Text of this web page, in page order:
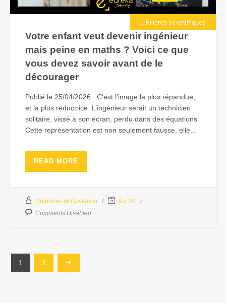
Filières scientifiques
Votre enfant veut devenir ingénieur
mais peine en maths ? Voici ce que
vous devez savoir avant de le
décourager
Publié le 25/04/2026 C’est l’image la plus répandue,
et la plus réductrice. L’ingénieur serait un technicien
solitaire, vissé à son écran, perdu dans des équations.
Cette représentation est non seulement fausse, elle...
READ MORE
Delphine de Guillebon
Avr 28
Comments Disabled
1 2